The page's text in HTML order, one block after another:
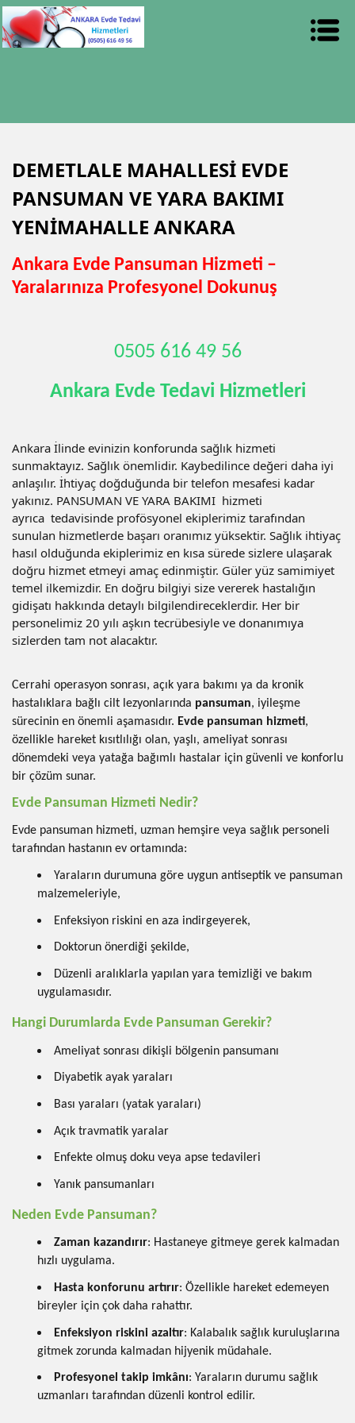
DEMETLALE MAHALLESİ EVDE
PANSUMAN VE YARA BAKIMI
YENİMAHALLE ANKARA
Ankara Evde Pansuman Hizmeti –
Yaralarınıza Profesyonel Dokunuş
0505 616 49 56
Ankara Evde Tedavi Hizmetleri
Ankara İlinde evinizin konforunda sağlık hizmeti
sunmaktayız. Sağlık önemlidir. Kaybedilince değeri daha iyi
anlaşılır. İhtiyaç doğduğunda bir telefon mesafesi kadar
yakınız. PANSUMAN VE YARA BAKIMI hizmeti
ayrıca tedavisinde profösyonel ekiplerimiz tarafından
sunulan hizmetlerde başarı oranımız yüksektir. Sağlık ihtiyaç
hasıl olduğunda ekiplerimiz en kısa sürede sizlere ulaşarak
doğru hizmet etmeyi amaç edinmiştir. Güler yüz samimiyet
temel ilkemizdir. En doğru bilgiyi size vererek hastalığın
gidişatı hakkında detaylı bilgilendireceklerdir. Her bir
personelimiz 20 yılı aşkın tecrübesiyle ve donanımıya
sizlerden tam not alacaktır.
Cerrahi operasyon sonrası, açık yara bakımı ya da kronik
hastalıklara bağlı cilt lezyonlarında pansuman, iyileşme
sürecinin en önemli aşamasıdır. Evde pansuman hizmeti,
özellikle hareket kısıtlılığı olan, yaşlı, ameliyat sonrası
dönemdeki veya yatağa bağımlı hastalar için güvenli ve konforlu
bir çözüm sunar.
Evde Pansuman Hizmeti Nedir?
Evde pansuman hizmeti, uzman hemşire veya sağlık personeli
tarafından hastanın ev ortamında:
Yaraların durumuna göre uygun antiseptik ve pansuman
malzemeleriyle,
Enfeksiyon riskini en aza indirgeyerek,
Doktorun önerdiği şekilde,
Düzenli aralıklarla yapılan yara temizliği ve bakım
uygulamasıdır.
Hangi Durumlarda Evde Pansuman Gerekir?
Ameliyat sonrası dikişli bölgenin pansumanı
Diyabetik ayak yaraları
Bası yaraları (yatak yaraları)
Açık travmatik yaralar
Enfekte olmuş doku veya apse tedavileri
Yanık pansumanları
Neden Evde Pansuman?
Zaman kazandırır: Hastaneye gitmeye gerek kalmadan
hızlı uygulama.
Hasta konforunu artırır: Özellikle hareket edemeyen
bireyler için çok daha rahattır.
Enfeksiyon riskini azaltır: Kalabalık sağlık kuruluşlarına
gitmek zorunda kalmadan hijyenik müdahale.
Profesyonel takip imkânı: Yaraların durumu sağlık
uzmanları tarafından düzenli kontrol edilir.